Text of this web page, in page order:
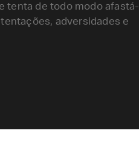
tenta de todo modo afastá-
adversidades e